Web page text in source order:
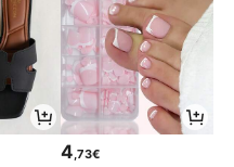
4,73€